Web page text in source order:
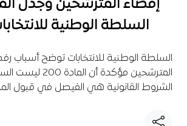
السلطة الوطنية
السلطة الوطنية للانتخابات توضح أسباب
المترشحين مؤكدة أن
الشروط القانونية هي الفيصل في قبول